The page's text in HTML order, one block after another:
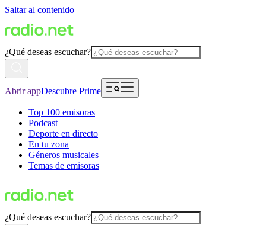
Saltar al contenido
¿Qué deseas escuchar?
Abrir appDescubre Prime
Top 100 emisoras
Podcast
Deporte en directo
En tu zona
Géneros musicales
Temas de emisoras
¿Qué deseas escuchar?